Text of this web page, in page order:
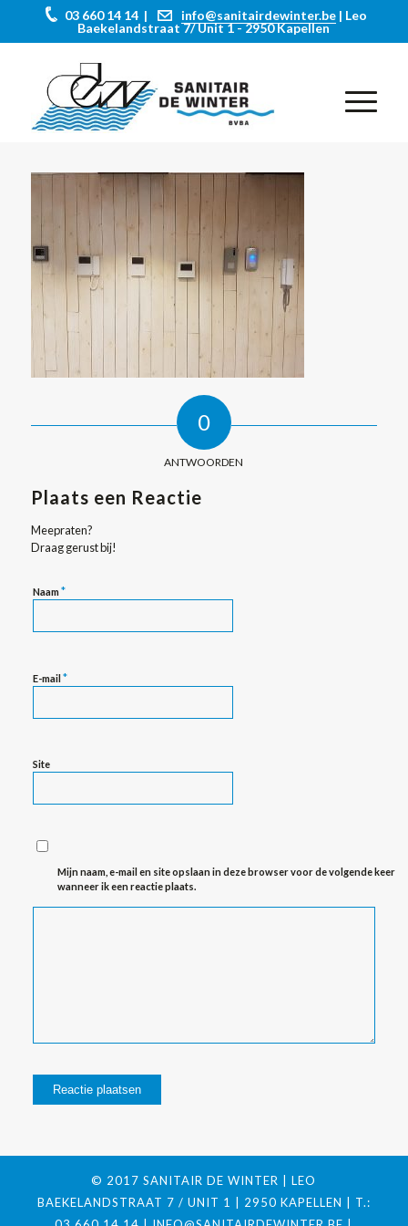
03 660 14 14 | info@sanitairdewinter.be| Leo
Baekelandstraat 7/ Unit 1 - 2950 Kapellen
0
ANTWOORDEN
Plaats een Reactie
Meepraten?
Draag gerust bij!
Naam*
E-mail*
Site
Mijn naam, e-mail en site opslaan in deze browser voor de volgende keer
wanneer ik een reactie plaats.
© 2017 SANITAIR DE WINTER | LEO
BAEKELANDSTRAAT 7 / UNIT 1 | 2950 KAPELLEN | T.: